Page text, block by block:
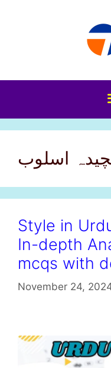
اسلوب
Style in
In-depth
mcqs with
November 24,